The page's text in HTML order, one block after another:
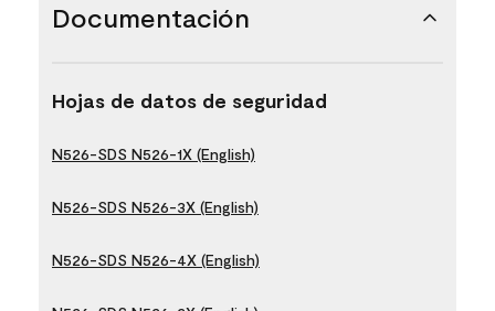
Documentación
Hojas de datos de seguridad
N526-SDS N526-1X (English)
N526-SDS N526-3X (English)
N526-SDS N526-4X (English)